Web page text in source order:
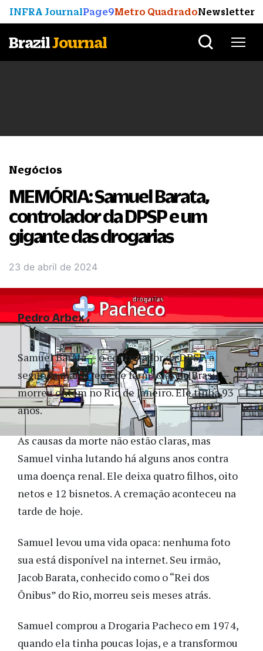
INFRA JournalPage9Metro QuadradoNewsletter
BrazilJournal
Negócios
MEMÓRIA: Samuel Barata,
controlador da DPSP e um
gigante das drogarias
23 de abril de 2024
Samuel Barata — o controlador da DPSP, a
segunda maior rede de farmácias do Brasil —
morreu ontem no Rio de Janeiro. Ele tinha 93
anos.
As causas da morte não estão claras, mas
Samuel vinha lutando há alguns anos contra
uma doença renal. Ele deixa quatro filhos, oito
netos e 12 bisnetos. A cremação aconteceu na
tarde de hoje.
Samuel levou uma vida opaca: nenhuma foto
sua está disponível na internet. Seu irmão,
Jacob Barata, conhecido como o “Rei dos
Ônibus” do Rio, morreu seis meses atrás.
Samuel comprou a Drogaria Pacheco em 1974,
quando ela tinha poucas lojas, e a transformou
Pedro Arbex